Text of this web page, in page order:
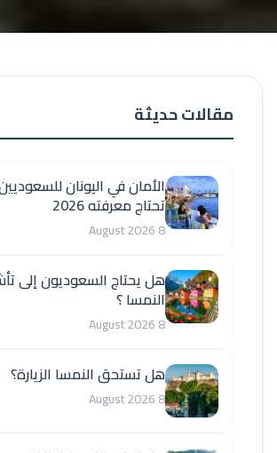
مقالات حديثة
الأمان في اليونان
تحتاج معرفته 2026
8 August 2026
هل يحتاج السعوديون إلى
النمسا ؟
8 August 2026
هل تستحق النمسا الزيارة؟
8 August 2026